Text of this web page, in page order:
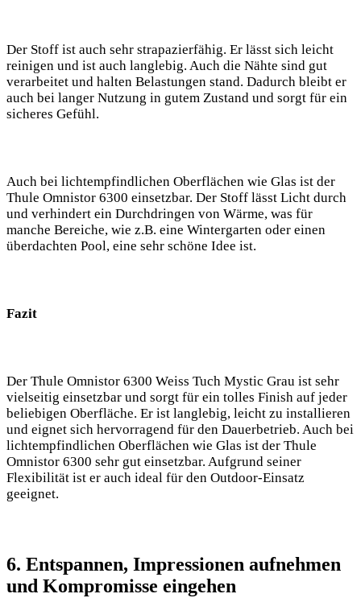
Der Stoff ist auch sehr strapazierfähig. Er lässt sich ​leicht
reinigen und ist auch langlebig. ⁤Auch die Nähte sind gut
verarbeitet und halten Belastungen stand. Dadurch bleibt er
auch bei langer Nutzung in gutem Zustand und sorgt für ein
sicheres Gefühl.
Auch bei lichtempfindlichen Oberflächen wie Glas ist der⁣
Thule Omnistor 6300 einsetzbar. Der Stoff lässt Licht durch
und verhindert ein Durchdringen von Wärme, was für
manche Bereiche, wie z.B. eine Wintergarten‌ oder einen
überdachten ‌Pool, eine sehr schöne Idee ist.
Fazit
Der Thule Omnistor 6300 Weiss Tuch Mystic Grau ist sehr
vielseitig einsetzbar und sorgt für ein tolles Finish auf jeder
beliebigen‌ Oberfläche. Er ist langlebig, leicht zu installieren​
und eignet sich hervorragend ‍für den‌ Dauerbetrieb. Auch ‍bei
lichtempfindlichen Oberflächen wie Glas ist der Thule
Omnistor 6300 sehr⁤ gut einsetzbar. Aufgrund seiner
Flexibilität ist er auch ideal für den Outdoor-Einsatz
geeignet.
6. Entspannen, Impressionen aufnehmen
und Kompromisse eingehen